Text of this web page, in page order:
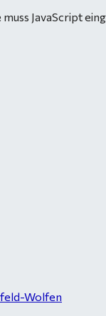
JavaScript
Wolfen